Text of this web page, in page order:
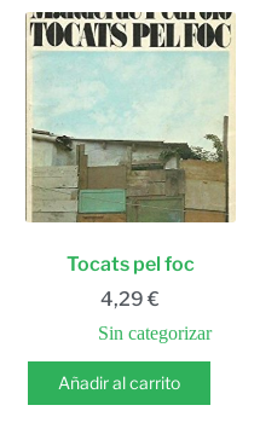
Tocats pel foc
4,29€
Sin categorizar
Añadir al carrito